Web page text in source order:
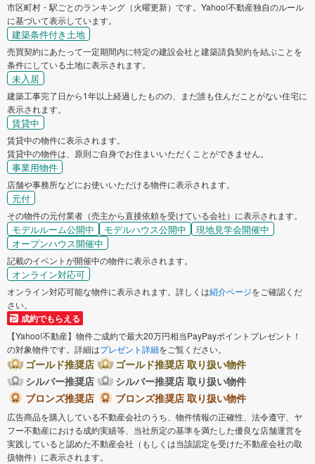
市区町村・駅ごとのランキング（火曜更新）です。Yahoo!不動産独自のルール
に基づいて表示しています。
建築条件付き土地
売買契約にあたって一定期間内に特定の建設会社と建築請負契約を結ぶことを
条件にしている土地に表示されます。
未入居
建築工事完了日から1年以上経過したものの、まだ誰も住んだことがない住宅に
表示されます。
賃貸中
賃貸中の物件に表示されます。
賃貸中の物件は、原則ご自身でお住まいいただくことができません。
事業用物件
店舗や事務所などにお使いいただける物件に表示されます。
元付
その物件の元付業者（売主から直接依頼を受けている会社）に表示されます。
モデルルーム公開中 モデルハウス公開中
現地見学会開催中
オープンハウス開催中
記載のイベントが開催中の物件に表示されます。
オンライン対応可
オンライン対応可能な物件に表示されます。詳しくは紹介ページをご確認くだ
さい。
成約でもらえる
【Yahoo!不動産】物件ご成約で最大20万円相当PayPayポイントプレゼント！
の対象物件です。詳細はプレゼント詳細をご覧ください。
ゴールド推奨店
ゴールド推奨店 取り扱い物件
シルバー推奨店
シルバー推奨店 取り扱い物件
ブロンズ推奨店
ブロンズ推奨店 取り扱い物件
広告商品を購入している不動産会社のうち、物件情報の正確性、法令遵守、ヤ
フー不動産における成約実績等、当社所定の基準を満たした優良な店舗運営を
実践していると認めた不動産会社（もしくは当該認定を受けた不動産会社の取
扱物件）に表示されます。